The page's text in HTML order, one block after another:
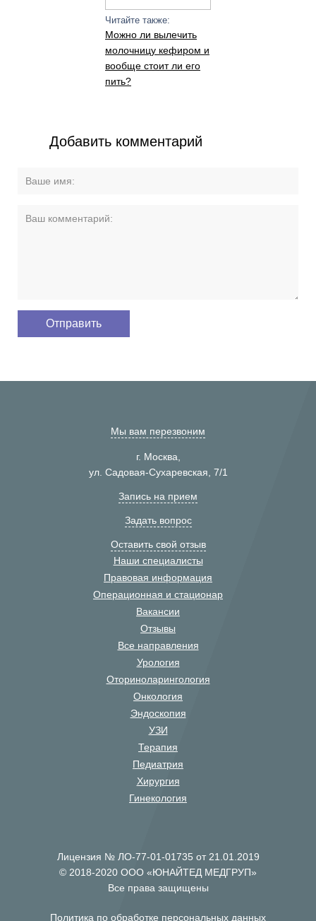
Читайте также:
Можно ли вылечить
молочницу кефиром и
вообще стоит ли его
пить?
Добавить комментарий
Мы вам перезвоним
г. Москва,
ул. Садовая-Сухаревская, 7/1
Запись на прием
Задать вопрос
Оставить свой отзыв
Наши специалисты
Правовая информация
Операционная и стационар
Вакансии
Отзывы
Все направления
Урология
Оториноларингология
Онкология
Эндоскопия
УЗИ
Терапия
Педиатрия
Хирургия
Гинекология
Лицензия № ЛО-77-01-01735 от 21.01.2019
© 2018-2020 ООО «ЮНАЙТЕД МЕДГРУП»
Все права защищены
Политика по обработке персональных данных